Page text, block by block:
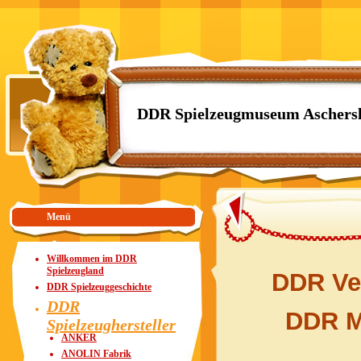
DDR Spielzeugmuseum
Menü
Willkommen im DDR
Spielzeugland
DDR Spielzeuggeschichte
DDR
Spielzeughersteller
ANKER
ANOLIN Fabrik
DDR
DDR